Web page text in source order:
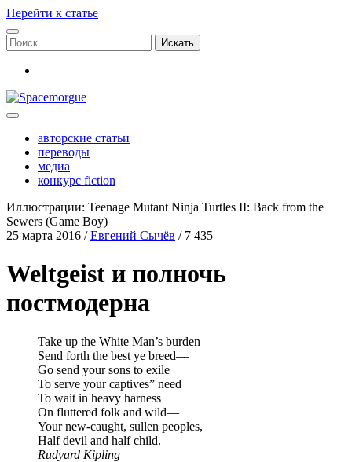
Перейти к статье
Поиск:
Spacemorgue
авторские статьи
переводы
медиа
конкурс fiction
Иллюстрации: Teenage Mutant Ninja Turtles II: Back from the
Sewers (Game Boy)
25 марта 2016 /Евгений Сычёв / 7 435
Weltgeist и полночь
постмодерна
Take up the White Man’s burden—
Send forth the best ye breed—
Go send your sons to exile
To serve your captives” need
To wait in heavy harness
On fluttered folk and wild—
Your new-caught, sullen peoples,
Half devil and half child.
Rudyard Kipling